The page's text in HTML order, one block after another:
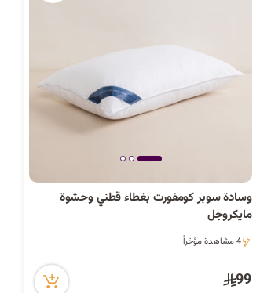
وسادة سوبر كومفورت بغطاء قطني وحشوة
مايكروجل
4 مشاهدة مؤخراً
99